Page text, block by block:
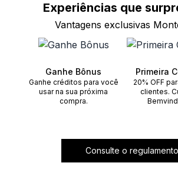
Experiências que
Vantagens exclusivas
Ganhe Bônus
Ganhe créditos para você
usar na sua próxima
compra.
Primeira
20% OFF
clientes.
Consulte o regulamento